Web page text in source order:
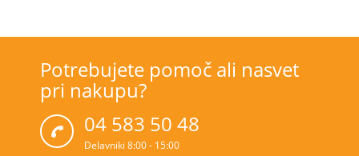
Potrebujete pomoč ali nasvet
pri nakupu?
04 583 50 48
Delavniki 8:00 - 15:00